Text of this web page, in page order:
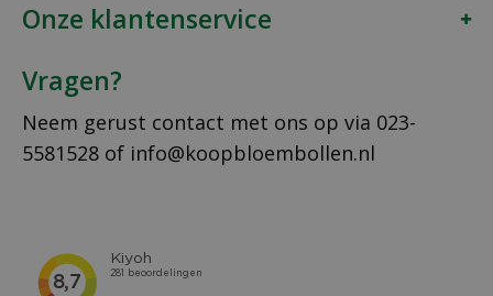
Onze klantenservice
Vragen?
Neem gerust contact met ons op via 023-
5581528 of info@koopbloembollen.nl